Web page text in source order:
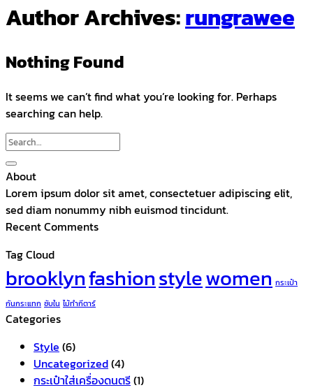
Author Archives:rungrawee
Nothing Found
It seems we can’t find what you’re looking for. Perhaps
searching can help.
About
Lorem ipsum dolor sit amet, consectetuer adipiscing elit,
sed diam nonummy nibh euismod tincidunt.
Recent Comments
Tag Cloud
brooklynfashionstylewomen กระเป๋า
กันกระแทก ซับใน ไม้ทำกีตาร์
Categories
Style (6)
Uncategorized(4)
กระเป๋าใส่เครื่องดนตรี(1)